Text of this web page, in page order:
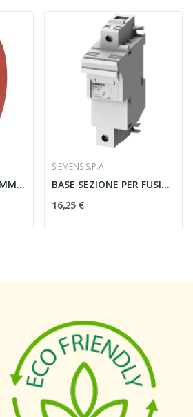
TESTA PULSANTE 22MM AD IMPULSO FUNGO 60MM ROSSO...
SIEMENS S.P.A.
BASE SEZIONE PER FUSIBILE CILINDRICO 22X58 1...
16,25 €